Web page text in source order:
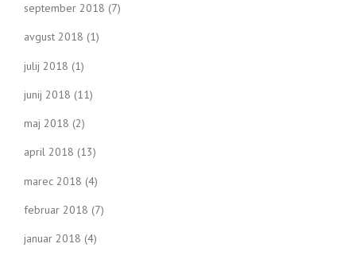
september 2018 (7)
avgust 2018 (1)
julij 2018 (1)
junij 2018 (11)
maj 2018 (2)
april 2018 (13)
marec 2018 (4)
februar 2018 (7)
januar 2018 (4)